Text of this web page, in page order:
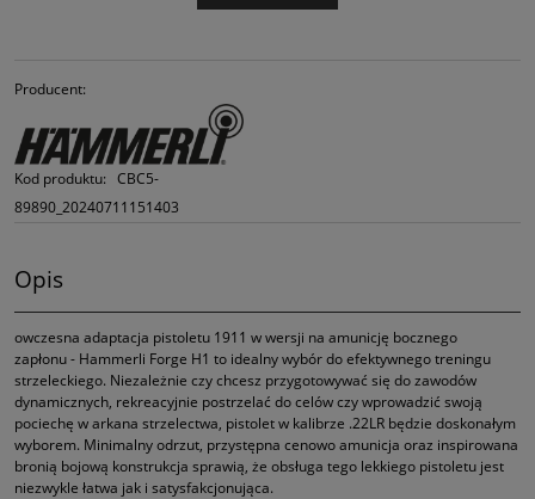
Producent:
Kod produktu: CBC5-
89890_20240711151403
Opis
owczesna adaptacja pistoletu 1911 w wersji na amunicję bocznego
zapłonu - Hammerli Forge H1 to idealny wybór do efektywnego treningu
strzeleckiego. Niezależnie czy chcesz przygotowywać się do zawodów
dynamicznych, rekreacyjnie postrzelać do celów czy wprowadzić swoją
pociechę w arkana strzelectwa, pistolet w kalibrze .22LR będzie doskonałym
wyborem. Minimalny odrzut, przystępna cenowo amunicja oraz inspirowana
bronią bojową konstrukcja sprawią, że obsługa tego lekkiego pistoletu jest
niezwykle łatwa jak i satysfakcjonująca.